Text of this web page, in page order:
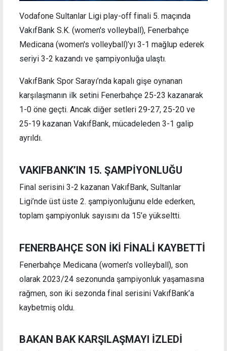
Vodafone Sultanlar Ligi play-off finali 5. maçında
VakıfBank S.K. (women's volleyball), Fenerbahçe
Medicana (women's volleyball)’yı 3-1 mağlup ederek
seriyi 3-2 kazandı ve şampiyonluğa ulaştı.
VakıfBank Spor Sarayı’nda kapalı gişe oynanan
karşılaşmanın ilk setini Fenerbahçe 25-23 kazanarak
1-0 öne geçti. Ancak diğer setleri 29-27, 25-20 ve
25-19 kazanan VakıfBank, mücadeleden 3-1 galip
ayrıldı.
VAKIFBANK’IN 15. ŞAMPİYONLUĞU
Final serisini 3-2 kazanan VakıfBank, Sultanlar
Ligi’nde üst üste 2. şampiyonluğunu elde ederken,
toplam şampiyonluk sayısını da 15’e yükseltti.
FENERBAHÇE SON İKİ FİNALİ KAYBETTİ
Fenerbahçe Medicana (women's volleyball), son
olarak 2023/24 sezonunda şampiyonluk yaşamasına
rağmen, son iki sezonda final serisini VakıfBank’a
kaybetmiş oldu.
BAKAN BAK KARŞILAŞMAYI İZLEDİ